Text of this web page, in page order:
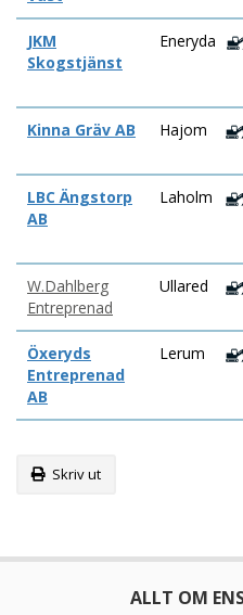
JKM
Skogstjänst
Eneryda
Kinna Gräv AB Hajom
LBC Ängstorp
AB
Laholm
W.Dahlberg
Entreprenad
Ullared
Öxeryds
Entreprenad
AB
Lerum
Skriv ut
ALLT OM